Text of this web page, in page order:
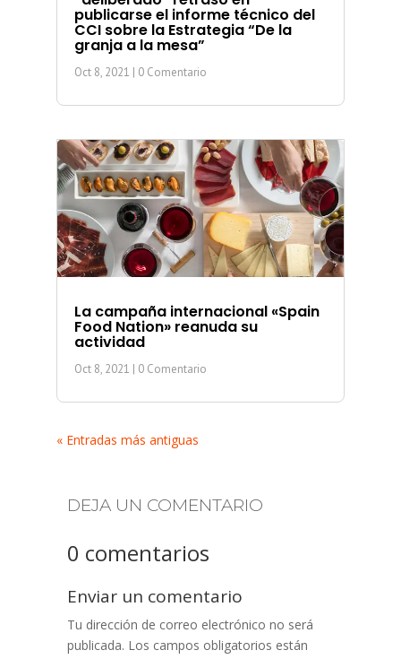
publicarse el informe técnico del
CCI sobre la Estrategia “De la
granja a la mesa”
Oct 8, 2021 | 0 Comentario
La campaña internacional «Spain
Food Nation» reanuda su
actividad
Oct 8, 2021 | 0 Comentario
« Entradas más antiguas
DEJA UN COMENTARIO
0 comentarios
Enviar un comentario
Tu dirección de correo electrónico no será
publicada. Los campos obligatorios están